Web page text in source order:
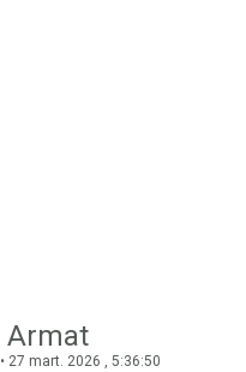
Armat
27 mart. 2026 , 5:36:50